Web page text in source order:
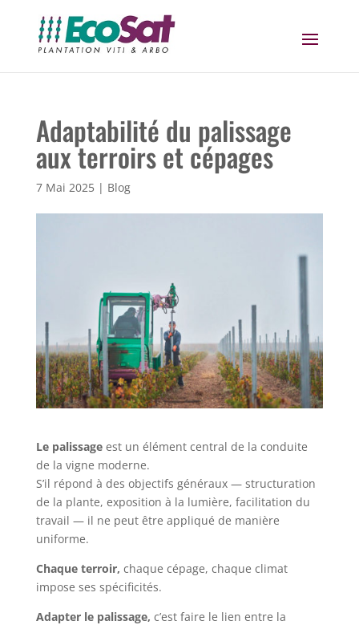
Adaptabilité du palissage
aux terroirs et cépages
7 Mai 2025| Blog
Le palissageest un élément central de la conduite
de la vigne moderne.
S’il répond à des objectifs généraux — structuration
de la plante, exposition à la lumière, facilitation du
travail — il ne peut être appliqué de manière
uniforme.
Chaque terroir, chaque cépage, chaque climat
impose ses spécificités.
Adapter le palissage, c’est faire le lien entre la